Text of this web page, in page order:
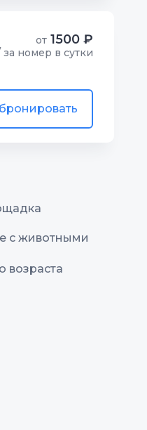
от 1500 ₽
за номер в сутки
с животными
возраста